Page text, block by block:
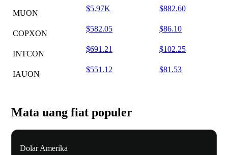
MUON
$5.97K $882.60
COPXON
$582.05 $86.10
INTCON
$691.21 $102.25
IAUON
$551.12 $81.53
Mata uang fiat populer
Dolar Amerika